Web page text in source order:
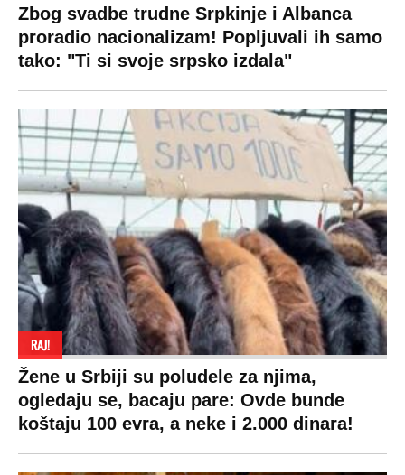
Zbog svadbe trudne Srpkinje i Albanca
proradio nacionalizam! Popljuvali ih samo
tako: "Ti si svoje srpsko izdala"
RAJ!
Žene u Srbiji su poludele za njima,
ogledaju se, bacaju pare: Ovde bunde
koštaju 100 evra, a neke i 2.000 dinara!